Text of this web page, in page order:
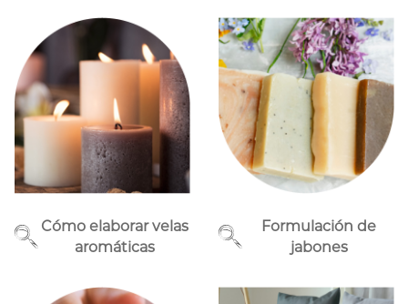
Cómo elaborar velas
aromáticas
Formulación de
jabones